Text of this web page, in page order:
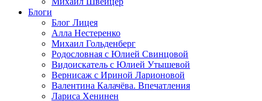
Блоги
Блог Лицея
Алла Нестеренко
Михаил Гольденберг
Родословная с Юлией Свинцовой
Видоискатель с Юлией Утышевой
Вернисаж с Ириной Ларионовой
Валентина Калачёва. Впечатления
Лариса Хенинен